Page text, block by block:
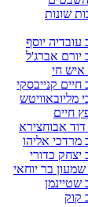
שונות
עובדיה יוסף
יורם אברג'ל
איש חי
חיים קנייבסקי
מליובאוויטש
חיים
דוד אבוחצירא
מרדכי אליהו
יצחק כדורי
שמעון בר יוחאי
שטיינמן
קוק